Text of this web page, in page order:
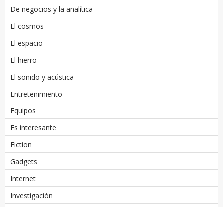
De negocios y la analítica
El cosmos
El espacio
El hierro
El sonido y acústica
Entretenimiento
Equipos
Es interesante
Fiction
Gadgets
Internet
Investigación